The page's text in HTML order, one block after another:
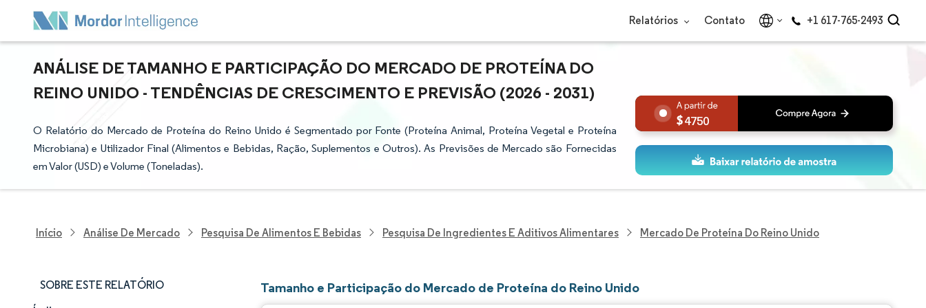
Relatórios Contato +1 617-765-2493
ANÁLISE DE TAMANHO E PARTICIPAÇÃO DO MERCADO DE PROTEÍNA DO
REINO UNIDO - TENDÊNCIAS DE CRESCIMENTO E PREVISÃO (2026 - 2031)
O Relatório do Mercado de Proteína do Reino Unido é Segmentado por Fonte (Proteína Animal, Proteína Vegetal e Proteína
Microbiana) e Utilizador Final (Alimentos e Bebidas, Ração, Suplementos e Outros). As Previsões de Mercado são Fornecidas
em Valor (USD) e Volume (Toneladas).
4750
Início Análise De Mercado Pesquisa De Alimentos E Bebidas Pesquisa De Ingredientes E Aditivos Alimentares Mercado De Proteína Do Reino Unido
SOBRE ESTE RELATÓRIO Tamanho e Participação do Mercado de Proteína do Reino Unido